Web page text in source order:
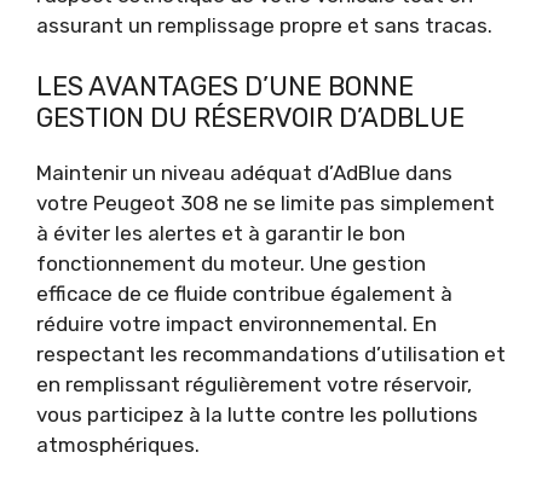
assurant un remplissage propre et sans tracas.
LES AVANTAGES D’UNE BONNE
GESTION DU RÉSERVOIR D’ADBLUE
Maintenir un niveau adéquat d’AdBlue dans
votre Peugeot 308 ne se limite pas simplement
à éviter les alertes et à garantir le bon
fonctionnement du moteur. Une gestion
efficace de ce fluide contribue également à
réduire votre impact environnemental. En
respectant les recommandations d’utilisation et
en remplissant régulièrement votre réservoir,
vous participez à la lutte contre les pollutions
atmosphériques.